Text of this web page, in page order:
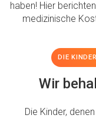
haben! Hier
medizinische
DIE
Wir
Die Kinder,